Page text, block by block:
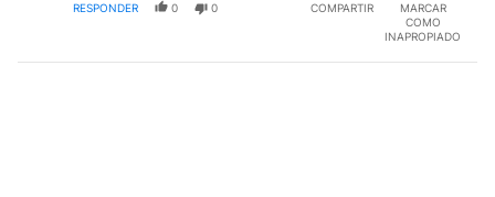
RESPONDER 0 0 COMPARTIR
MARCAR
COMO
INAPROPIADO